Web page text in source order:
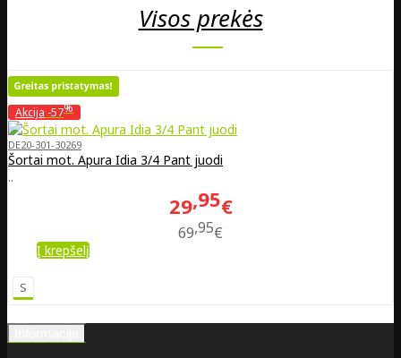
Visos prekės
Akcija -57%
DE20-301-30269
Šortai mot. Apura Idia 3/4 Pant juodi
..
29 95€
69 95€
Į krepšelį
S